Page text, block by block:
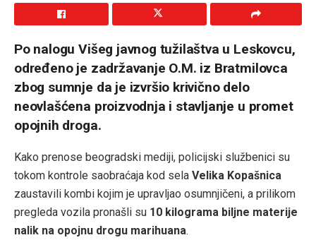
Po nalogu Višeg javnog tužilaštva u Leskovcu,
određeno je zadržavanje O.M. iz Bratmilovca
zbog sumnje da je izvršio krivično delo
neovlašćena proizvodnja i stavljanje u promet
opojnih droga.
Kako prenose beogradski mediji, policijski službenici su
tokom kontrole saobraćaja kod sela Velika Kopašnica
zaustavili kombi kojim je upravljao osumnjičeni, a prilikom
pregleda vozila pronašli su 10 kilograma biljne materije
nalik na opojnu drogu marihuana.